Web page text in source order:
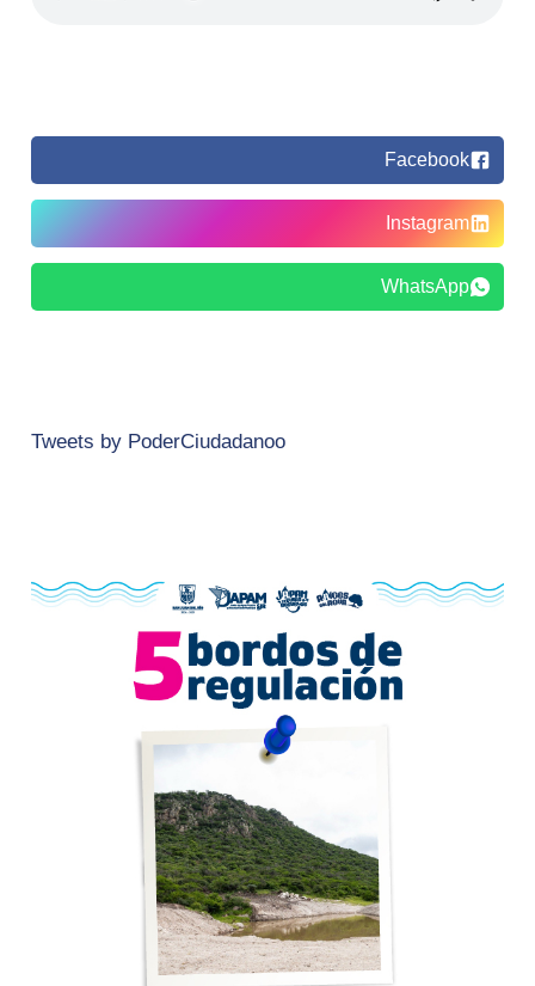
Facebook
Instagram
WhatsApp
Tweets by PoderCiudadanoo